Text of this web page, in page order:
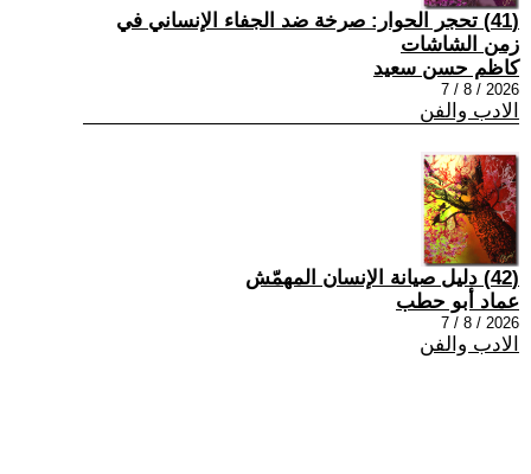
(41) تحجر الحوار: صرخة ضد الجفاء الإنساني في
زمن الشاشات
كاظم حسن سعيد
2026 / 8 / 7
الادب والفن
(42) دليل صيانة الإنسان المهمّش
عماد أبو حطب
2026 / 8 / 7
الادب والفن